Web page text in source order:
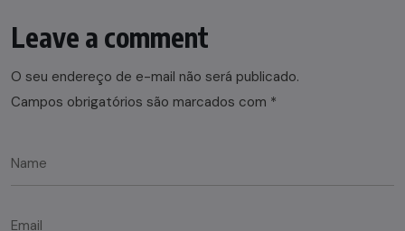
Leave a comment
O seu endereço de e-mail não será publicado.
Campos obrigatórios são marcados com *